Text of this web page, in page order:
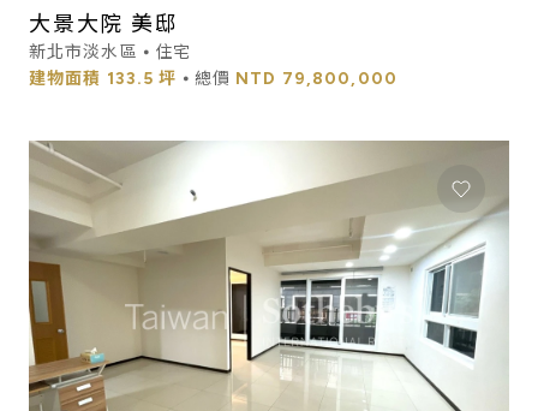
大景大院 美邸
新北市淡水區 ⦁ 住宅
建物面積 133.5 坪 ⦁ 總價 NTD 79,800,000